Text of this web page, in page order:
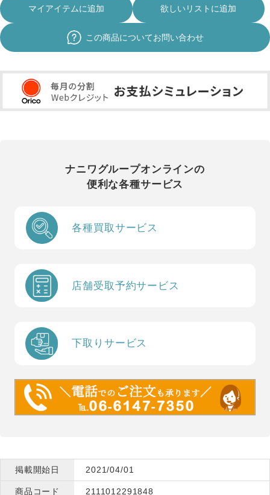
マイアイテムに追加 欲しいリストに追加
この商品についてお問い合わせ
ナニワグループオンラインの
便利な各種サービス
各種買取サービス
店舗受取予約サービス
下取りサービス
掲載開始日 2021/04/01
商品コード 2111012291848